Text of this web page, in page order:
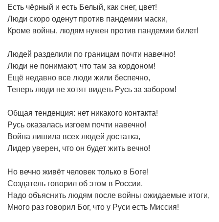
Есть чёрный и есть Белый, как снег, цвет!
Люди скоро оденут против пандемии маски,
Кроме войны, людям нужен против пандемии билет!
Людей разделили по границам почти навечно!
Люди не понимают, что там за кордоном!
Ещё недавно все люди жили беспечно,
Теперь люди не хотят видеть Русь за забором!
Общая тенденция: нет никакого контакта!
Русь оказалась изгоем почти навечно!
Война лишила всех людей достатка,
Лидер уверен, что он будет жить вечно!
Но вечно живёт человек только в Боге!
Создатель говорил об этом в России,
Надо объяснить людям после войны ожидаемые итоги,
Много раз говорил Бог, что у Руси есть Миссия!